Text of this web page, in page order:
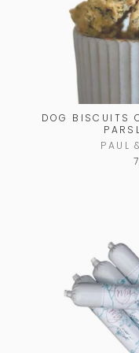
DOG BISCUITS
PAUL